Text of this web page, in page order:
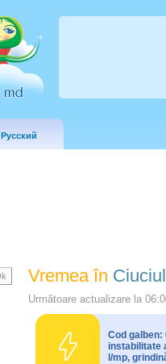
Русский
Vremea în
Următoare actualizare la
Cod galben:
instabilitate
l/mp,